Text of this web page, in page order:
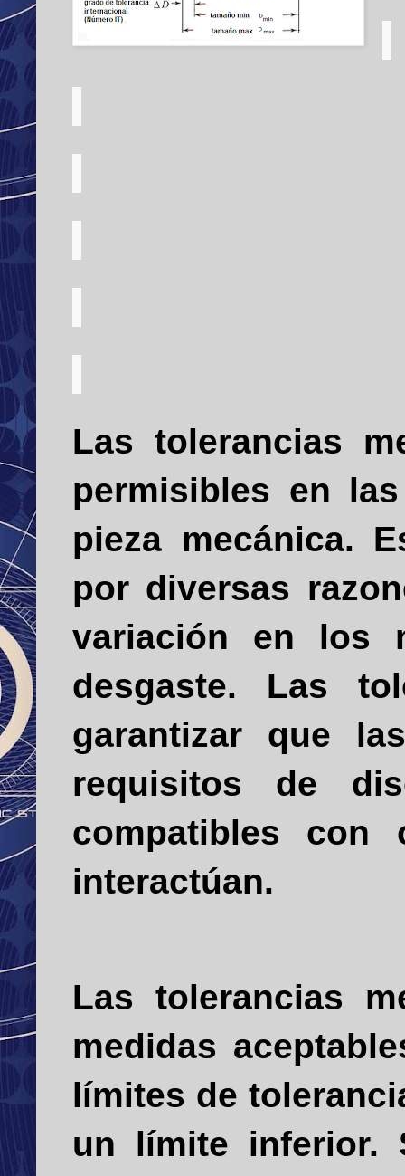
Las tolerancias
permisibles en
pieza mecánica.
por diversas
variación en los
desgaste. Las
garantizar que
requisitos de
compatibles con
interactúan.
Las tolerancias
medidas
límites de
un límite inferior.